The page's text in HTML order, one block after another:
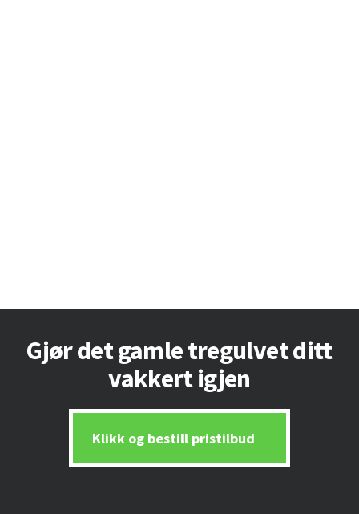
Gjør det gamle tregulvet ditt
vakkert igjen
Klikk og bestill pristilbud